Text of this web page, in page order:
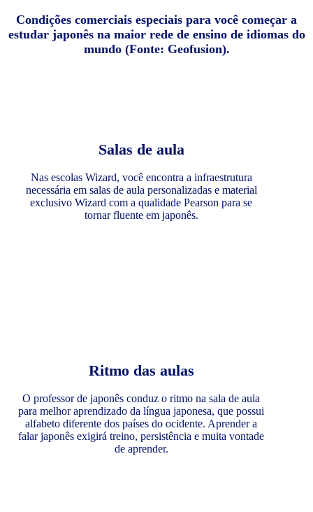
Condições comerciais especiais para você começar a
estudar japonês na maior rede de ensino de idiomas do
mundo (Fonte: Geofusion).
Salas de aula
Nas escolas Wizard, você encontra a infraestrutura
necessária em salas de aula personalizadas e material
exclusivo Wizard com a qualidade Pearson para se
tornar fluente em japonês.
Ritmo das aulas
O professor de japonês conduz o ritmo na sala de aula
para melhor aprendizado da língua japonesa, que possui
alfabeto diferente dos países do ocidente. Aprender a
falar japonês exigirá treino, persistência e muita vontade
de aprender.